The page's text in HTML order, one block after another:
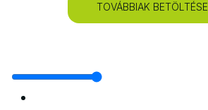
TOVÁBBIAK BETÖLTÉSE